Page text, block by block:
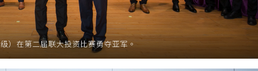
）在第二届联大投资比赛勇夺亚军。